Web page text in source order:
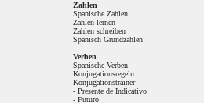
Zahlen
Spanische Zahlen
Zahlen lernen
Zahlen schreiben
Spanisch Grundzahlen
Verben
Spanische Verben
Konjugationsregeln
Konjugationstrainer
- Presente de Indicativo
- Futuro